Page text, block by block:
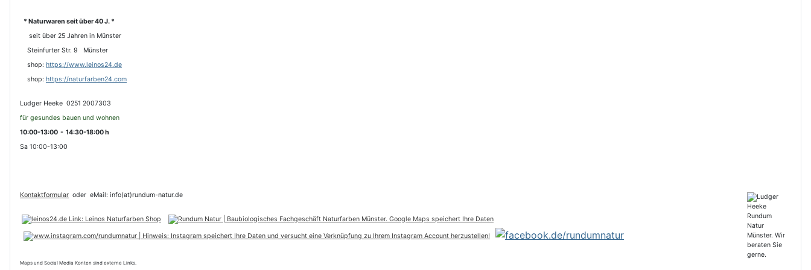
* Naturwaren seit über 40 J. *
seit über 25 Jahren in Münster
Steinfurter Str. 9 Münster
shop: https://www.leinos24.de
shop: https://naturfarben24.com
Ludger Heeke 0251 2007303
für gesundes bauen und wohnen
10:00-13:00 - 14:30-18:00 h
Sa 10:00-13:00
Kontaktformular oder eMail: info(at)rundum-natur.de
Maps und Social Media Konten sind externe Links.